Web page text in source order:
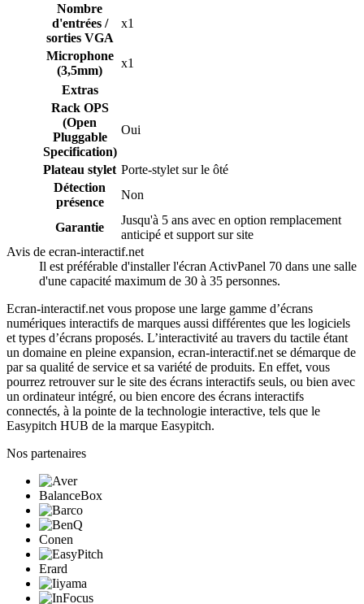
Nombre
d'entrées /
sorties VGA
x1
Microphone
(3,5mm)
x1
Extras
Rack OPS
(Open
Pluggable
Specification)
Oui
Plateau stylet Porte-stylet sur le ôté
Détection
présence
Non
Garantie
Jusqu'à 5 ans avec en option remplacement
anticipé et support sur site
Avis de ecran-interactif.net
Il est préférable d'installer l'écran ActivPanel 70 dans une salle
d'une capacité maximum de 30 à 35 personnes.
Ecran-interactif.net vous propose une large gamme d’écrans
numériques interactifs de marques aussi différentes que les logiciels
et types d’écrans proposés. L’interactivité au travers du tactile étant
un domaine en pleine expansion, ecran-interactif.net se démarque de
par sa qualité de service et sa variété de produits. En effet, vous
pourrez retrouver sur le site des écrans interactifs seuls, ou bien avec
un ordinateur intégré, ou bien encore des écrans interactifs
connectés, à la pointe de la technologie interactive, tels que le
Easypitch HUB de la marque Easypitch.
Nos partenaires
BalanceBox
Conen
Erard